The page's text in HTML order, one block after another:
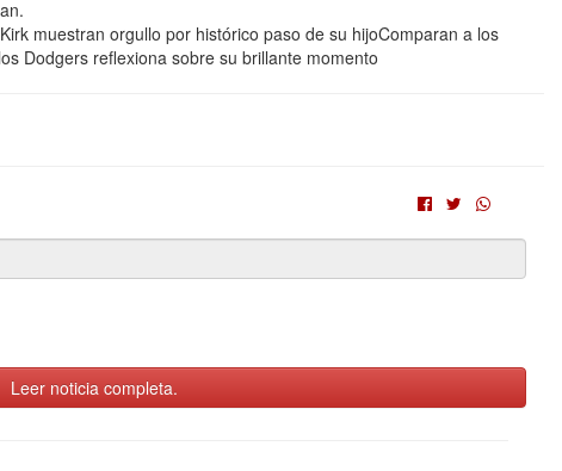
muestran orgullo por histórico paso de su hijoComparan a los
Dodgers reflexiona sobre su brillante momento
Leer noticia completa.